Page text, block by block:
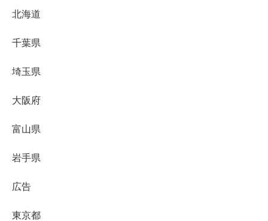
北海道
千葉県
埼玉県
大阪府
富山県
岩手県
広告
東京都